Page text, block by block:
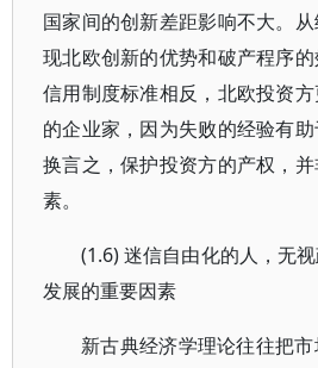
国家间的创新差距影响不大。
现北欧创新的优势和破产程序
信用制度标准相反，北欧投资
的企业家，因为失败的经验有助
换言之，保护投资方的产权，
素。
(1.6) 迷信自由化的人，无
发展的重要因素
新古典经济学理论往往把